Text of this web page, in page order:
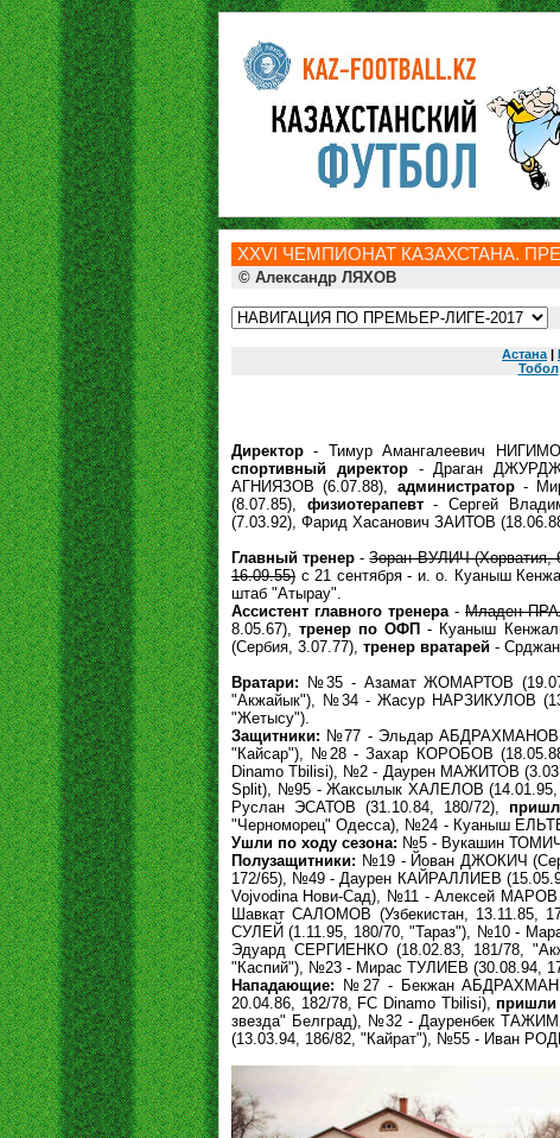
ХXVI ЧЕМПИОНАТ КАЗАХСТАНА.
© Александр ЛЯХОВ
Астана |
Тобол
Директор - Тимур Амангалеевич
спортивный директор- Драган
АГНИЯЗОВ (6.07.88), администратор-
(8.07.85), физиотерапевт- Сергей
(7.03.92), Фарид Хасанович ЗАИТОВ
Главный тренер -Зоран ВУЛИЧ (Хорватия,
16.09.55) с 21 сентября - и. о. Куаныш
штаб "Атырау".
Ассистент главного тренера- Младен
8.05.67),тренер по ОФП - Куаныш
(Сербия, 3.07.77), тренер вратарей -
Вратари: №35 - Азамат ЖОМАРТОВ
"Акжайык"), №34 - Жасур НАРЗИКУЛОВ
"Жетысу").
Защитники: №77 - Эльдар АБДРАХМАНОВ
"Кайсар"), №28 - Захар КОРОБОВ
Dinamo Tbilisi), №2 - Даурен МАЖИТОВ
Split), №95 - Жаксылык ХАЛЕЛОВ (14.01.95,
Руслан ЭСАТОВ (31.10.84, 180/72),
"Черноморец" Одесса), №24 - Куаныш
Ушли по ходу сезона: №5 - Вукашин ТОМИЧ
Полузащитники: №19 - Йован ДЖОКИЧ
172/65), №49 - Даурен КАЙРАЛЛИЕВ
Vojvodina Нови-Сад), №11 - Алексей
Шавкат САЛОМОВ (Узбекистан,
СУЛЕЙ (1.11.95, 180/70, "Тараз"), №10 -
Эдуард СЕРГИЕНКО (18.02.83, 181/78,
"Каспий"), №23 - Мирас ТУЛИЕВ (30.08.94,
Нападающие: №27 - Бекжан
20.04.86, 182/78, FC Dinamo Tbilisi),пришли
звезда" Белград), №32 - Дауренбек
(13.03.94, 186/82, "Кайрат"), №55 - Иван